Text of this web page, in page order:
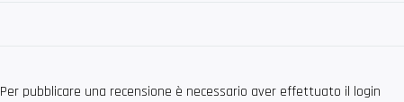
Per pubblicare una recensione è necessario aver effettuato il login